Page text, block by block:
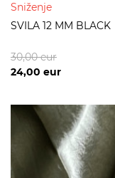
Sniženje
SVILA 12 MM BLACK
24,00 eur
30,00eur